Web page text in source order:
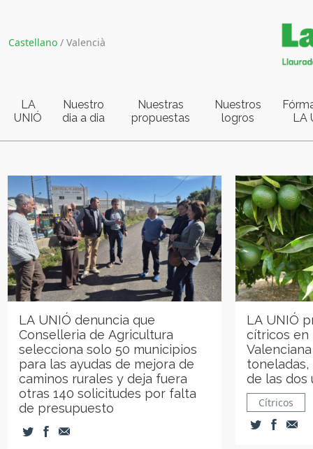
Castellano / Valencià
LA
UNIÓ
Nuestro
dia a dia
Nuestras
propuestas
Nuestros
logros
LA
LA UNIÓ denuncia que
Conselleria de Agricultura
selecciona solo 50 municipios
para las ayudas de mejora de
caminos rurales y deja fuera
otras 140 solicitudes por falta
de presupuesto
LA UNIÓ
cítricos en
toneladas,
de las dos
Cítricos